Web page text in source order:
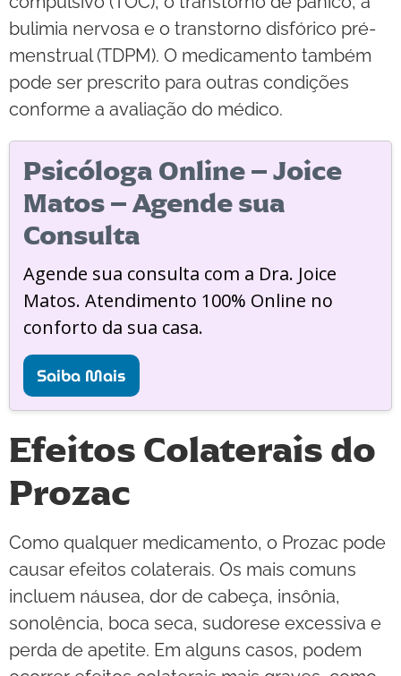
bulimia nervosa e o transtorno disfórico pré-
menstrual (TDPM). O medicamento também
pode ser prescrito para outras condições
conforme a avaliação do médico.
Psicóloga Online – Joice
Matos – Agende sua
Consulta
Agende sua consulta com a Dra. Joice
Matos. Atendimento 100% Online no
conforto da sua casa.
Saiba Mais
Efeitos Colaterais do
Prozac
Como qualquer medicamento, o Prozac pode
causar efeitos colaterais. Os mais comuns
incluem náusea, dor de cabeça, insônia,
sonolência, boca seca, sudorese excessiva e
perda de apetite. Em alguns casos, podem